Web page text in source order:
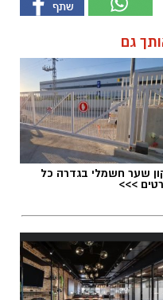
גם
שער חשמלי בגדרה כל
>>>